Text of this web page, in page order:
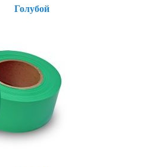
Голубой